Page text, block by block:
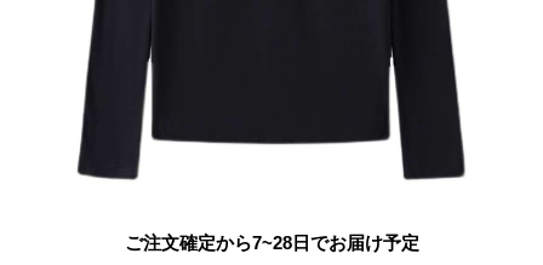
ご注文確定から7~28日でお届け予定